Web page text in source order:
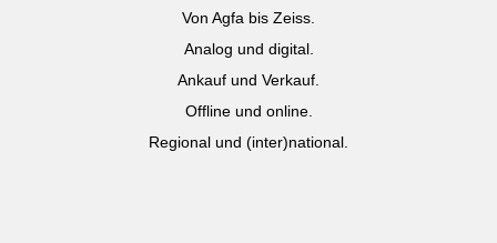
Von Agfa bis Zeiss.
Analog und digital.
Ankauf und Verkauf.
Offline und online.
Regional und (inter)national.